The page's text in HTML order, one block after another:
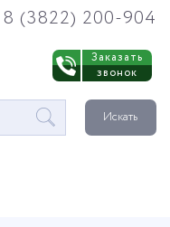
8 (3822) 200-904
Заказать
звонок
Искать